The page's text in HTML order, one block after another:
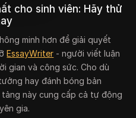
cho sinh viên: Hãy thử
minh hơn để giải quyết
EssayWriter - người viết luận
gian và công sức. Cho dù
hay đánh bóng bản
tảng này cung cấp cả tự động
gia.